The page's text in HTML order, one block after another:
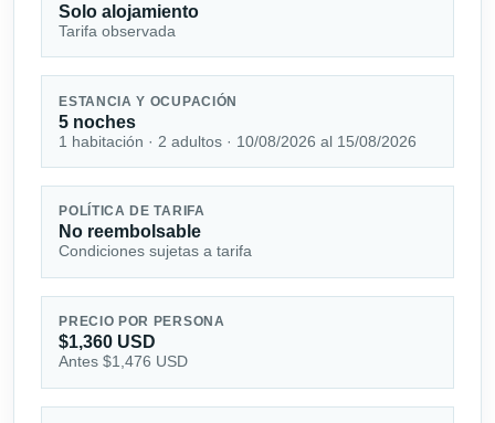
Solo alojamiento
Tarifa observada
ESTANCIA Y OCUPACIÓN
5 noches
1 habitación · 2 adultos · 10/08/2026 al 15/08/2026
POLÍTICA DE TARIFA
No reembolsable
Condiciones sujetas a tarifa
PRECIO POR PERSONA
$1,360 USD
Antes $1,476 USD